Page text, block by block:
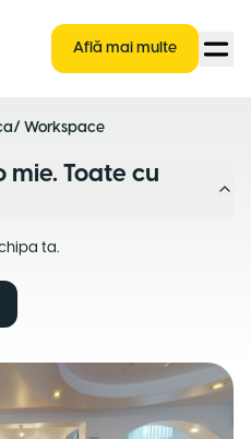
Află mai multe
/ Workspace
mie. Toate cu
ta.